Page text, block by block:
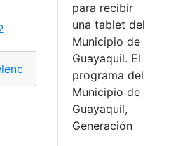
Becas Municipio de Guayaquil
de Guayaquil
Excelencia Académica
para recibir
una tablet del
Municipio de
Guayaquil. El
programa del
Municipio de
Guayaquil,
Generación